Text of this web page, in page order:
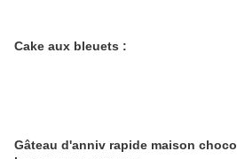
Cake aux bleuets :
Gâteau d'anniv rapide maison choco